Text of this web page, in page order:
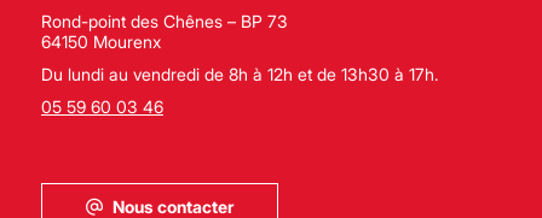
Rond-point des Chênes – BP 73
64150 Mourenx
Du lundi au vendredi de 8h à 12h et de 13h30 à 17h.
05 59 60 03 46
Nous contacter